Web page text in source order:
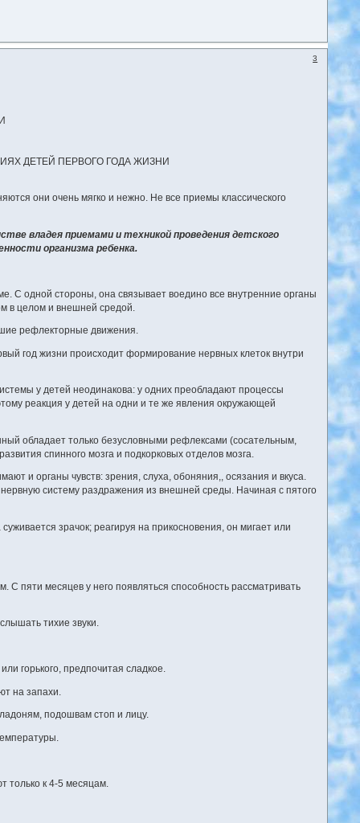
3
ДЕТЕЙ ПЕРВОГО ГОДА ЖИЗНИ
они очень мягко и нежно. Не все приемы классического
владея приемами и техникой проведения детского
организма ребенка.
С одной стороны, она связывает воедино все внутренние органы
в целом и внешней средой.
рефлекторные движения.
год жизни происходит формирование нервных клеток внутри
у детей неодинакова: у одних преобладают процессы
реакция у детей на одни и те же явления окружающей
обладает только безусловными рефлексами (сосательным,
спинного мозга и подкорковых отделов мозга.
и органы чувств: зрения, слуха, обоняния,, осязания и вкуса.
систему раздражения из внешней среды. Начиная с пятого
зрачок; реагируя на прикосновения, он мигает или
С пяти месяцев у него появляться способность рассматривать
тихие звуки.
горького, предпочитая сладкое.
на запахи.
подошвам стоп и лицу.
только к 4-5 месяцам.